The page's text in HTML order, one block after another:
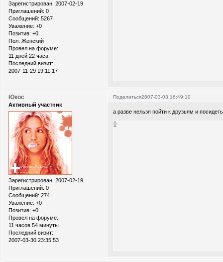
Зарегистрирован: 2007-02-19
Приглашений: 0
Сообщений: 5267
Уважение: +0
Позитив: +0
Пол: Женский
Провел на форуме:
11 дней 22 часа
Последний визит:
2007-11-29 19:11:17
Поделиться2007-03-03 16:49:10
Юкос
Активный участник
Зарегистрирован: 2007-02-19
Приглашений: 0
Сообщений: 274
Уважение: +0
Позитив: +0
Провел на форуме:
11 часов 54 минуты
Последний визит:
2007-03-30 23:35:53
а разве нельзя пойти к друзьям и
0